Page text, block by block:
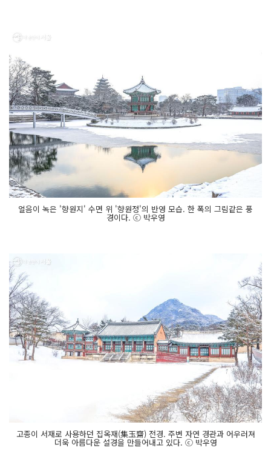
얼음이 녹은 '향원지' 수면 위 '향원정'의 반영 모습. 한 폭의 그림같은 풍
경이다. ⓒ 박우영
고종이 서재로 사용하던 집옥재(集玉齋) 전경. 주변 자연 경관과 어우러져
더욱 아름다운 설경을 만들어내고 있다. ⓒ 박우영